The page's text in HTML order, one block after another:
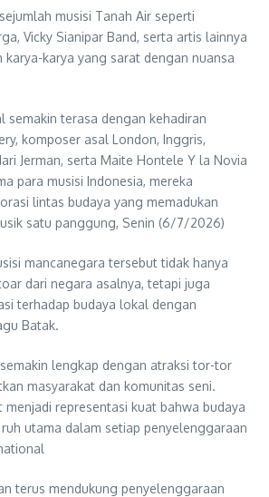
musisi Tanah Air seperti
Vicky Sianipar Band, serta artis lainnya
karya-karya yang sarat dengan nuansa
semakin terasa dengan kehadiran
komposer asal London, Inggris,
Jerman, serta Maite Hontele Y la Novia
para musisi Indonesia, mereka
lintas budaya yang memadukan
satu panggung, Senin (6/7/2026)
mancanegara tersebut tidak hanya
dari negara asalnya, tetapi juga
terhadap budaya lokal dengan
Batak.
lengkap dengan atraksi tor-tor
masyarakat dan komunitas seni.
menjadi representasi kuat bahwa budaya
utama dalam setiap penyelenggaraan
terus mendukung penyelenggaraan